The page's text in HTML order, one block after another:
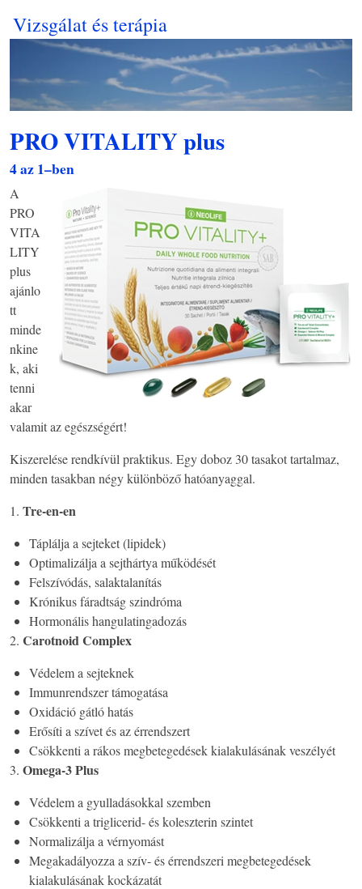
Vizsgálat és terápia
PRO VITALITY plus
4 az 1–ben
A
PRO
VITA
LITY
plus
ajánlo
tt
minde
nkine
k, aki
tenni
akar
valamit az egészségért!
Kiszerelése rendkívül praktikus. Egy doboz 30 tasakot tartalmaz,
minden tasakban négy különböző hatóanyaggal.
1. Tre-en-en
Táplálja a sejteket (lipidek)
Optimalizálja a sejthártya működését
Felszívódás, salaktalanítás
Krónikus fáradtság szindróma
Hormonális hangulatingadozás
2. Carotnoid Complex
Védelem a sejteknek
Immunrendszer támogatása
Oxidáció gátló hatás
Erősíti a szívet és az érrendszert
Csökkenti a rákos megbetegedések kialakulásának veszélyét
3. Omega-3 Plus
Védelem a gyulladásokkal szemben
Csökkenti a triglicerid- és koleszterin szintet
Normalizálja a vérnyomást
Megakadályozza a szív- és érrendszeri megbetegedések
kialakulásának kockázatát